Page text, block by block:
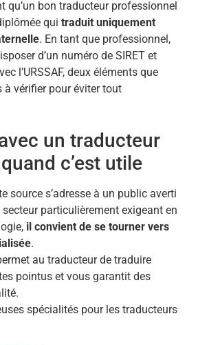
qu’un bon traducteur professionnel
qui traduit uniquement
. En tant que professionnel,
d’un numéro de SIRET et
l’URSSAF, deux éléments que
vérifier pour éviter tout
un traducteur
c’est utile
source s’adresse à un public averti
secteur particulièrement exigeant en
il convient de se tourner vers
.
au traducteur de traduire
pointus et vous garantit des
spécialités pour les traducteurs